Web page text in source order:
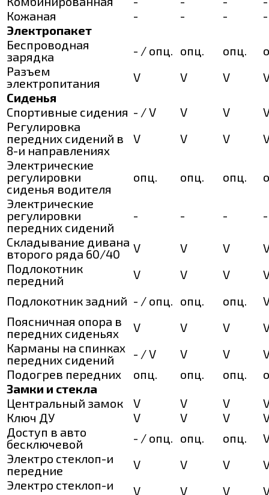
Кожаная
- - -
-
Электропакет
Беспроводная
зарядка
- / опц. опц. опц.
Разъем
электропитания
V V V
Сиденья
Спортивные сидения - / V V V
Регулировка
передних сидений в
8-и направлениях
V V V
Электрические
регулировки
сиденья водителя
опц. опц. опц.
Электрические
регулировки
передних сидений
- - -
-
Складывание дивана
второго ряда 60/40
V V V
Подлокотник
передний
V V V
Подлокотник задний - / опц. опц. опц.
Поясничная опора в
передних сиденьях
V V V
Карманы на спинках
передних сидений
- / V V V
Подогрев передних
опц. опц. опц.
Замки и стекла
Центральный замок
V V V
Ключ ДУ
V V V
Доступ в авто
бесключевой
- / опц. опц. опц.
Электро стеклоп-и
передние
V V V
Электро стеклоп-и
V V V